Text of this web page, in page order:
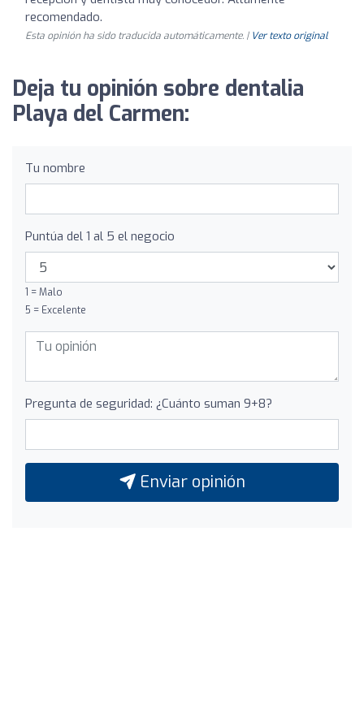
recomendado.
Esta opinión ha sido traducida automáticamente. | Ver texto original
Deja tu opinión sobre dentalia
Playa del Carmen:
Tu nombre
Puntúa del 1 al 5 el negocio
1 = Malo
5 = Excelente
Pregunta de seguridad: ¿Cuánto suman 9+8?
Enviar opinión